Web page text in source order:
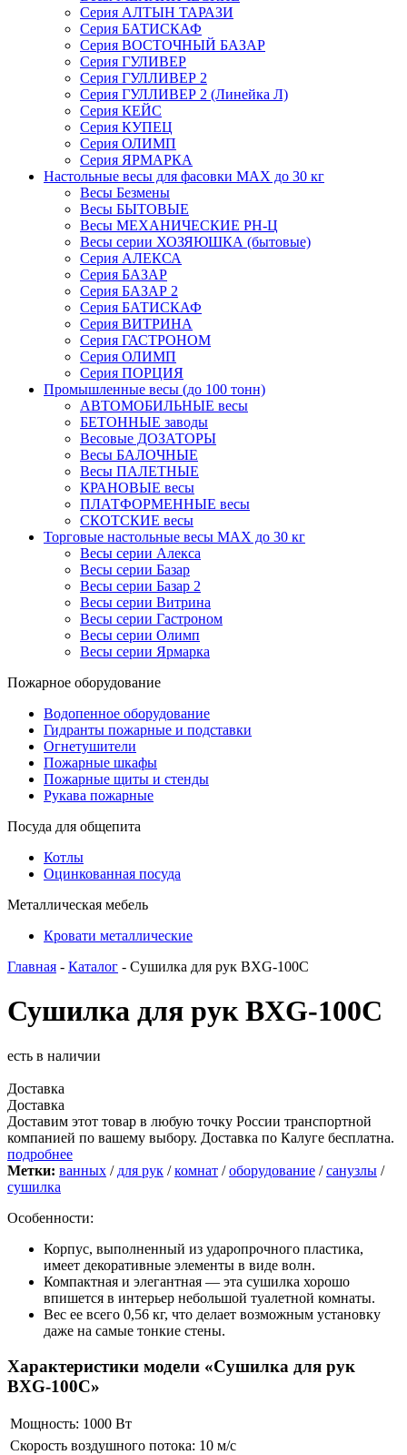
Серия АЛТЫН ТАРАЗИ
Серия БАТИСКАФ
Серия ВОСТОЧНЫЙ БАЗАР
Серия ГУЛИВЕР
Серия ГУЛЛИВЕР 2
Серия ГУЛЛИВЕР 2 (Линейка Л)
Серия КЕЙС
Серия КУПЕЦ
Серия ОЛИМП
Серия ЯРМАРКА
Настольные весы для фасовки MAX до 30 кг
Весы Безмены
Весы БЫТОВЫЕ
Весы МЕХАНИЧЕСКИЕ РН-Ц
Весы серии ХОЗЯЮШКА (бытовые)
Серия АЛЕКСА
Серия БАЗАР
Серия БАЗАР 2
Серия БАТИСКАФ
Серия ВИТРИНА
Серия ГАСТРОНОМ
Серия ОЛИМП
Серия ПОРЦИЯ
Промышленные весы (до 100 тонн)
АВТОМОБИЛЬНЫЕ весы
БЕТОННЫЕ заводы
Весовые ДОЗАТОРЫ
Весы БАЛОЧНЫЕ
Весы ПАЛЕТНЫЕ
КРАНОВЫЕ весы
ПЛАТФОРМЕННЫЕ весы
СКОТСКИЕ весы
Торговые настольные весы MAX до 30 кг
Весы серии Алекса
Весы серии Базар
Весы серии Базар 2
Весы серии Витрина
Весы серии Гастроном
Весы серии Олимп
Весы серии Ярмарка
Пожарное оборудование
Водопенное оборудование
Гидранты пожарные и подставки
Огнетушители
Пожарные шкафы
Пожарные щиты и стенды
Рукава пожарные
Посуда для общепита
Котлы
Оцинкованная посуда
Металлическая мебель
Кровати металлические
Главная - Каталог - Сушилка для рук BXG-100C
Сушилка для рук BXG-100C
есть в наличии
Доставка
Доставка
Доставим этот товар в любую точку России транспортной
компанией по вашему выбору. Доставка по Калуге бесплатна.
подробнее
Метки: ванных / для рук /комнат /оборудование /санузлы /
сушилка
Особенности:
Корпус, выполненный из ударопрочного пластика,
имеет декоративные элементы в виде волн.
Компактная и элегантная — эта сушилка хорошо
впишется в интерьер небольшой туалетной комнаты.
Вес ее всего 0,56 кг, что делает возможным установку
даже на самые тонкие стены.
Характеристики модели «Сушилка для рук
BXG-100C»
Мощность: 1000 Вт
Скорость воздушного потока: 10 м/с